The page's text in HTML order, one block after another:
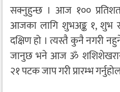
सक्नुहुन्छ । आज १००
आजका लागि शुभअङ्क १, शुभ
दक्षिण हो । त्यस्तै कुनै नगरी
जानुछ भने आज ॐ शशिशेखराय
२१ पटक जाप गरी प्रारम्भ